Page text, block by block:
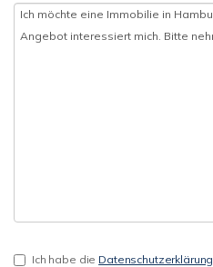
Ich habe die Datenschutzerklärung